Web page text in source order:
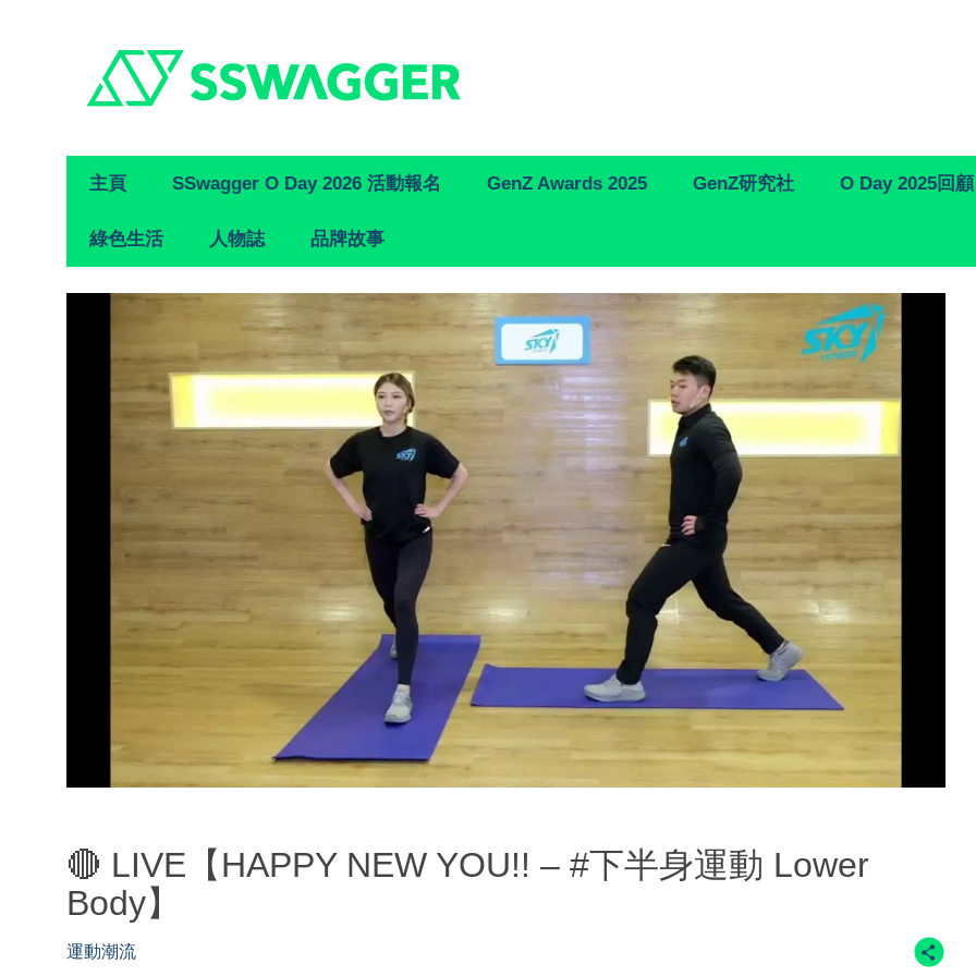
Primary
Navigation
主頁 SSwagger O Day 2026 活動報名 GenZ Awards 2025 GenZ研究社 O Day 2025回顧
綠色生活 人物誌 品牌故事
🔴 LIVE【HAPPY NEW YOU!! – #下半身運動 Lower
Body】
運動潮流